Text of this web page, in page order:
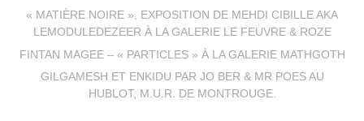
« MATIÈRE NOIRE », EXPOSITION DE MEHDI CIBILLE AKA
LEMODULEDEZEER À LA GALERIE LE FEUVRE & ROZE
FINTAN MAGEE – « PARTICLES » À LA GALERIE MATHGOTH
GILGAMESH ET ENKIDU PAR JO BER & MR POES AU
HUBLOT, M.U.R. DE MONTROUGE.